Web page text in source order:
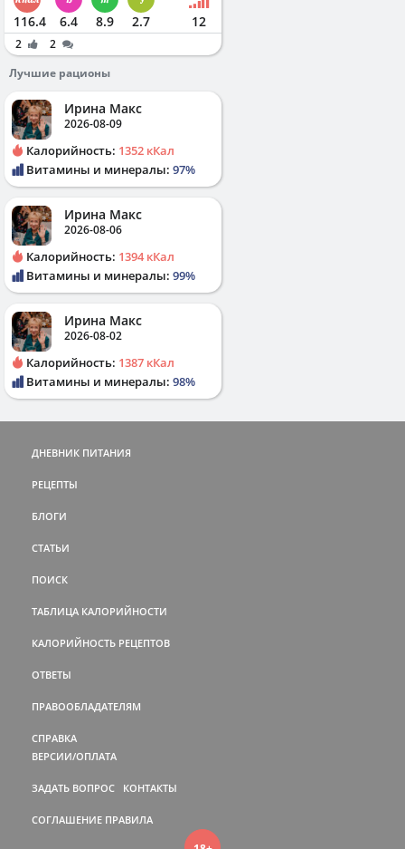
116.4 6.4 8.9 2.7 12
2
2
Лучшие рационы
Ирина Макс
2026-08-09
Калорийность: 1352 кКал
Витамины и минералы: 97%
Ирина Макс
2026-08-06
Калорийность: 1394 кКал
Витамины и минералы: 99%
Ирина Макс
2026-08-02
Калорийность: 1387 кКал
Витамины и минералы: 98%
ДНЕВНИК ПИТАНИЯ
РЕЦЕПТЫ
БЛОГИ
СТАТЬИ
ПОИСК
ТАБЛИЦА КАЛОРИЙНОСТИ
КАЛОРИЙНОСТЬ РЕЦЕПТОВ
ОТВЕТЫ
ПРАВООБЛАДАТЕЛЯМ
СПРАВКА
ВЕРСИИ/ОПЛАТА
ЗАДАТЬ ВОПРОС КОНТАКТЫ
СОГЛАШЕНИЕ ПРАВИЛА